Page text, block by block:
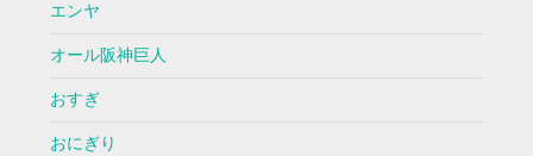
エンヤ
オール阪神巨人
おすぎ
おにぎり